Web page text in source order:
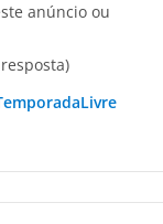
anúncio ou